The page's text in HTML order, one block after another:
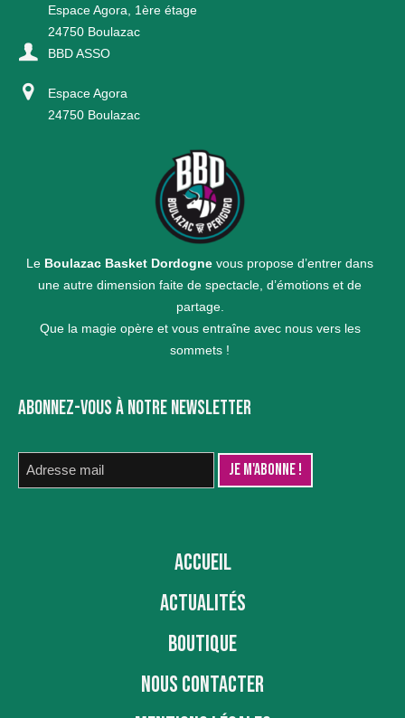
Espace Agora, 1ère étage
24750 Boulazac
BBD ASSO
Espace Agora
24750 Boulazac
Le Boulazac Basket Dordogne vous propose d’entrer dans
une autre dimension faite de spectacle, d’émotions et de
partage.
Que la magie opère et vous entraîne avec nous vers les
sommets !
ABONNEZ-VOUS À NOTRE NEWSLETTER
ACCUEIL
ACTUALITÉS
BOUTIQUE
NOUS CONTACTER